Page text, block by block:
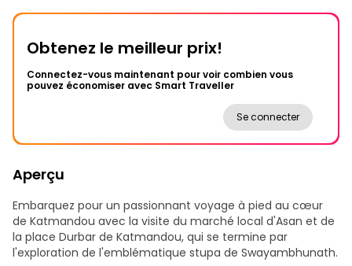
Obtenez le meilleur prix!
Connectez-vous maintenant pour voir combien vous
pouvez économiser avec Smart Traveller
Se connecter
Aperçu
Embarquez pour un passionnant voyage à pied au cœur
de Katmandou avec la visite du marché local d'Asan et de
la place Durbar de Katmandou, qui se termine par
l'exploration de l'emblématique stupa de Swayambhunath.